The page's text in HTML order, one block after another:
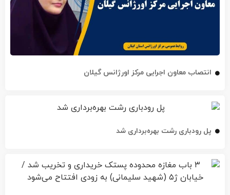
انتصاب معاون اجرایی مرکز اورژانس گیلان
پل رودباری رشت بهره‌برداری شد